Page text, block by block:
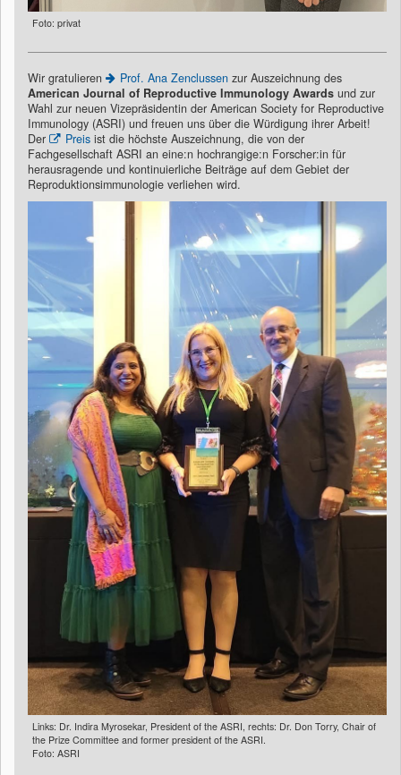
Foto: privat
Wir gratulieren Prof. Ana Zenclussen zur Auszeichnung des
American Journal of Reproductive Immunology Awards und zur
Wahl zur neuen Vizepräsidentin der American Society for Reproductive
Immunology (ASRI) und freuen uns über die Würdigung ihrer Arbeit!
Der
Preis ist die höchste Auszeichnung, die von der
Fachgesellschaft ASRI an eine:n hochrangige:n Forscher:in für
herausragende und kontinuierliche Beiträge auf dem Gebiet der
Reproduktionsimmunologie verliehen wird.
Links: Dr. Indira Myrosekar, President of the ASRI, rechts: Dr. Don Torry, Chair of
the Prize Committee and former president of the ASRI.
Foto: ASRI